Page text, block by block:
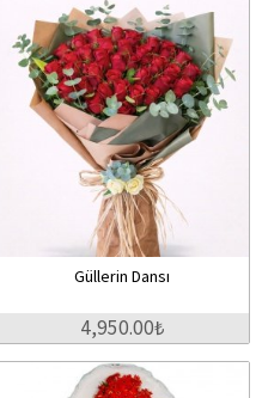
Güllerin Dansı
4,950.00₺